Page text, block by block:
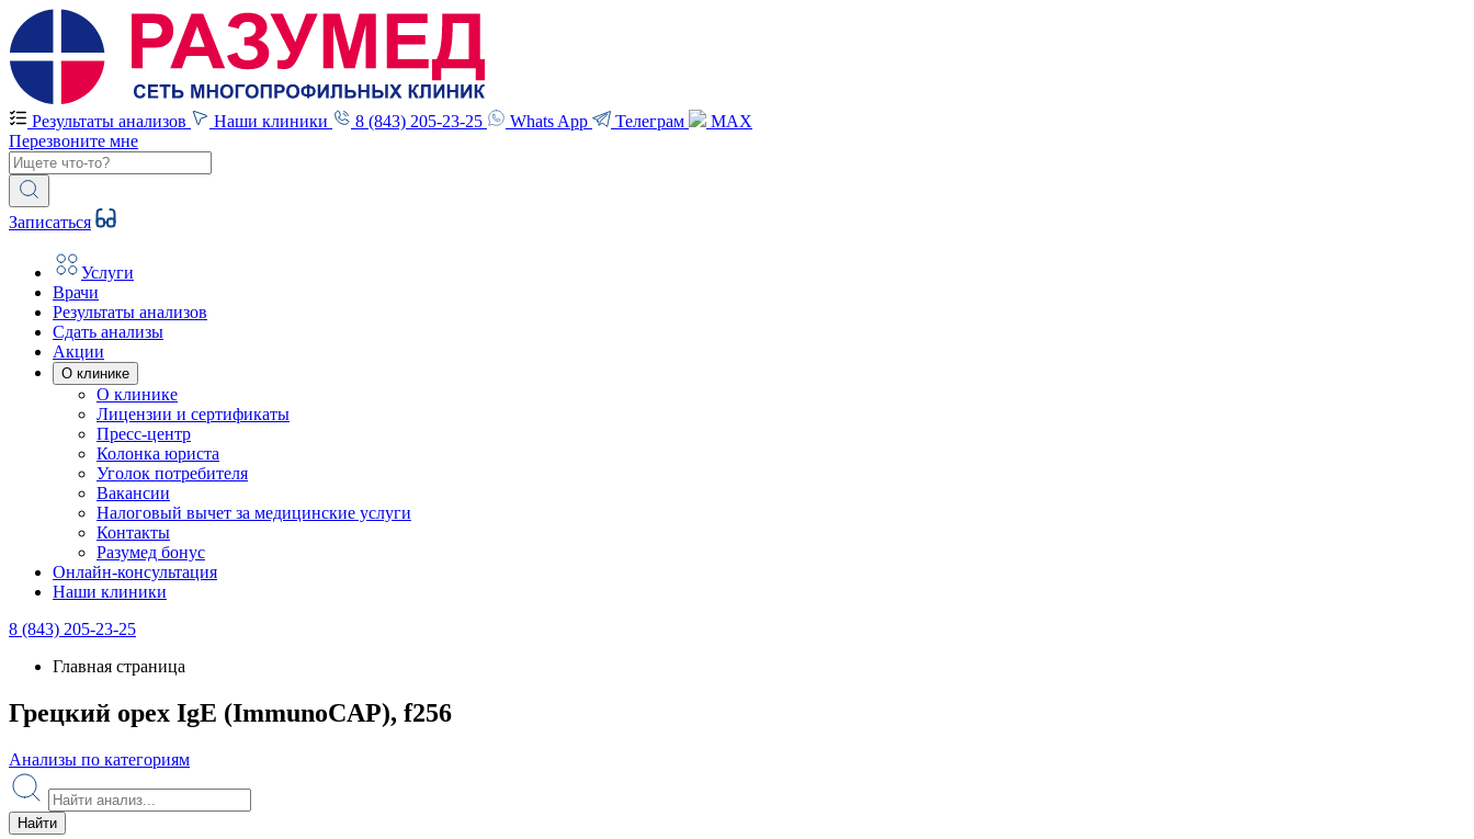
Результаты анализов Наши клиники 8 (843) 205-23-25 Whats App Телеграм
MAX
Перезвоните мне
Записаться
Услуги
Врачи
Результаты анализов
Сдать анализы
Акции
О клинике
О клинике
Лицензии и сертификаты
Пресс-центр
Колонка юриста
Уголок потребителя
Вакансии
Налоговый вычет за медицинские услуги
Контакты
Разумед бонус
Онлайн-консультация
Наши клиники
8 (843) 205-23-25
Главная страница
Грецкий орех IgE (ImmunoCAP), f256
Анализы по категориям
Найти